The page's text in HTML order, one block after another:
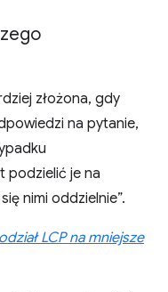
złożona, gdy
na pytanie,
podzielić je na
nimi oddzielnie”.
LCP na mniejsze